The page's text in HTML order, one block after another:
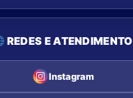
REDES E ATENDIMENTO
Instagram